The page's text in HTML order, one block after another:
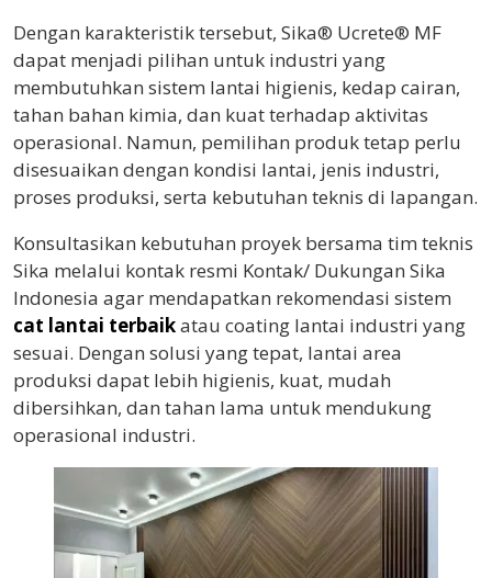
Dengan karakteristik tersebut, Sika® Ucrete® MF
dapat menjadi pilihan untuk industri yang
membutuhkan sistem lantai higienis, kedap cairan,
tahan bahan kimia, dan kuat terhadap aktivitas
operasional. Namun, pemilihan produk tetap perlu
disesuaikan dengan kondisi lantai, jenis industri,
proses produksi, serta kebutuhan teknis di lapangan.
Konsultasikan kebutuhan proyek bersama tim teknis
Sika melalui kontak resmi Kontak/ Dukungan Sika
Indonesia agar mendapatkan rekomendasi sistem
cat lantai terbaikatau coating lantai industri yang
sesuai. Dengan solusi yang tepat, lantai area
produksi dapat lebih higienis, kuat, mudah
dibersihkan, dan tahan lama untuk mendukung
operasional industri.